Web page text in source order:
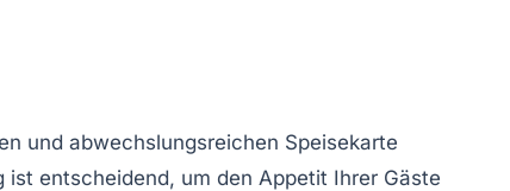
und abwechslungsreichen Speisekarte
ist entscheidend, um den Appetit Ihrer Gäste